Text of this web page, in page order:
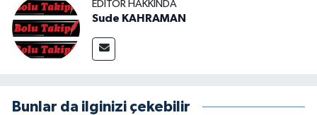
EDITÖR HAKKINDA
Sude KAHRAMAN
Bunlar da ilginizi çekebilir